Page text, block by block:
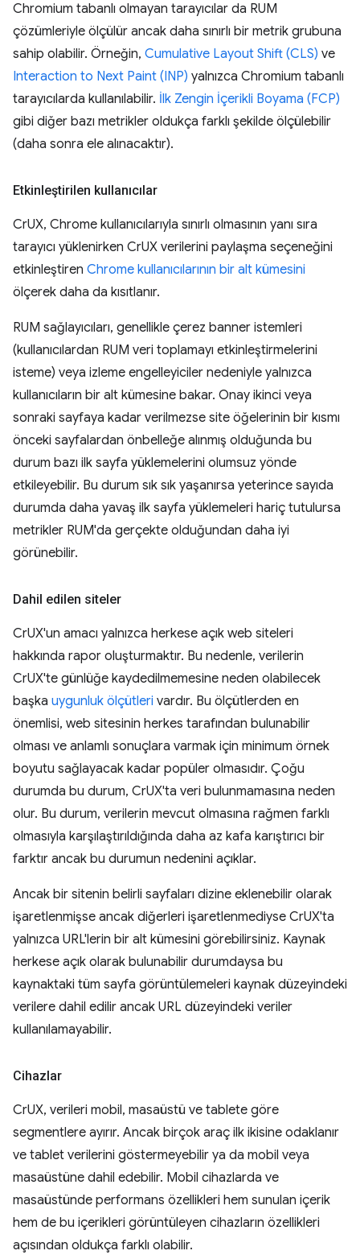
Chromium tabanlı olmayan tarayıcılar da RUM
çözümleriyle ölçülür ancak daha sınırlı bir metrik grubuna
sahip olabilir. Örneğin, Cumulative Layout Shift (CLS) ve
Interaction to Next Paint (INP) yalnızca Chromium tabanlı
tarayıcılarda kullanılabilir. İlk Zengin İçerikli Boyama (FCP)
gibi diğer bazı metrikler oldukça farklı şekilde ölçülebilir
(daha sonra ele alınacaktır).
Etkinleştirilen kullanıcılar
CrUX, Chrome kullanıcılarıyla sınırlı olmasının yanı sıra
tarayıcı yüklenirken CrUX verilerini paylaşma seçeneğini
etkinleştiren Chrome kullanıcılarının bir alt kümesini
ölçerek daha da kısıtlanır.
RUM sağlayıcıları, genellikle çerez banner istemleri
(kullanıcılardan RUM veri toplamayı etkinleştirmelerini
isteme) veya izleme engelleyiciler nedeniyle yalnızca
kullanıcıların bir alt kümesine bakar. Onay ikinci veya
sonraki sayfaya kadar verilmezse site öğelerinin bir kısmı
önceki sayfalardan önbelleğe alınmış olduğunda bu
durum bazı ilk sayfa yüklemelerini olumsuz yönde
etkileyebilir. Bu durum sık sık yaşanırsa yeterince sayıda
durumda daha yavaş ilk sayfa yüklemeleri hariç tutulursa
metrikler RUM'da gerçekte olduğundan daha iyi
görünebilir.
Dahil edilen siteler
CrUX'un amacı yalnızca herkese açık web siteleri
hakkında rapor oluşturmaktır. Bu nedenle, verilerin
CrUX'te günlüğe kaydedilmemesine neden olabilecek
başka uygunluk ölçütleri vardır. Bu ölçütlerden en
önemlisi, web sitesinin herkes tarafından bulunabilir
olması ve anlamlı sonuçlara varmak için minimum örnek
boyutu sağlayacak kadar popüler olmasıdır. Çoğu
durumda bu durum, CrUX'ta veri bulunmamasına neden
olur. Bu durum, verilerin mevcut olmasına rağmen farklı
olmasıyla karşılaştırıldığında daha az kafa karıştırıcı bir
farktır ancak bu durumun nedenini açıklar.
Ancak bir sitenin belirli sayfaları dizine eklenebilir olarak
işaretlenmişse ancak diğerleri işaretlenmediyse CrUX'ta
yalnızca URL'lerin bir alt kümesini görebilirsiniz. Kaynak
herkese açık olarak bulunabilir durumdaysa bu
kaynaktaki tüm sayfa görüntülemeleri kaynak düzeyindeki
verilere dahil edilir ancak URL düzeyindeki veriler
kullanılamayabilir.
Cihazlar
CrUX, verileri mobil, masaüstü ve tablete göre
segmentlere ayırır. Ancak birçok araç ilk ikisine odaklanır
ve tablet verilerini göstermeyebilir ya da mobil veya
masaüstüne dahil edebilir. Mobil cihazlarda ve
masaüstünde performans özellikleri hem sunulan içerik
hem de bu içerikleri görüntüleyen cihazların özellikleri
açısından oldukça farklı olabilir.